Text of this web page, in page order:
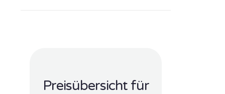
Preisübersicht für